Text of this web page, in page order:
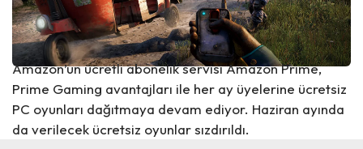
Amazon’un ücretli abonelik servisi Amazon Prime,
Prime Gaming avantajları ile her ay üyelerine ücretsiz
PC oyunları dağıtmaya devam ediyor. Haziran ayında
da verilecek ücretsiz oyunlar sızdırıldı.